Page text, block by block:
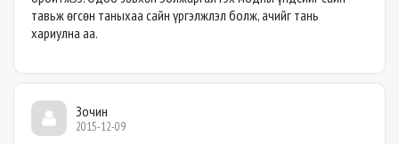
тавьж өгсөн таныхаа сайн үргэлжлэл болж, ачийг тань
хариулна аа.
Зочин
2015-12-09